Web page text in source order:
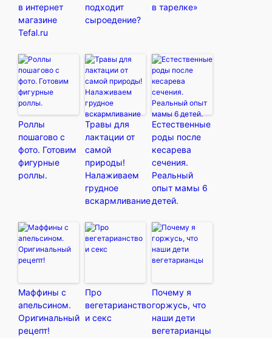
в интернет
магазине
Tefal.ru
подходит
сыроедение?
в тарелке»
Роллы
пошагово с
фото. Готовим
фигурные
роллы.
Травы для
лактации от
самой
природы!
Налаживаем
грудное
вскармливание
Естественные
роды после
кесарева
сечения.
Реальный
опыт мамы 6
детей.
Маффины с
апельсином.
Оригинальный
рецепт!
Про
вегетарианство
и секс
Почему я
горжусь, что
наши дети
вегетарианцы